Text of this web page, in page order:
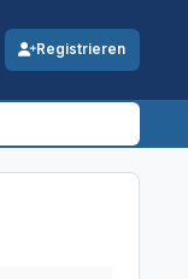
Registrieren